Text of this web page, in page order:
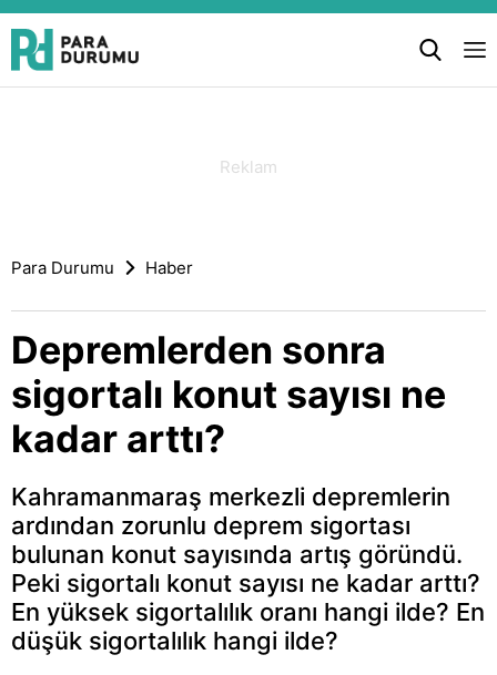
Para Durumu Haber
Depremlerden sonra
sigortalı konut sayısı ne
kadar arttı?
Kahramanmaraş merkezli depremlerin
ardından zorunlu deprem sigortası
bulunan konut sayısında artış göründü.
Peki sigortalı konut sayısı ne kadar arttı?
En yüksek sigortalılık oranı hangi ilde? En
düşük sigortalılık hangi ilde?